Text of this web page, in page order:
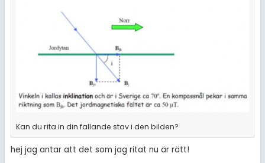
Kan du rita in din fallande stav i den bilden?
hej jag antar att det som jag ritat nu är rätt!